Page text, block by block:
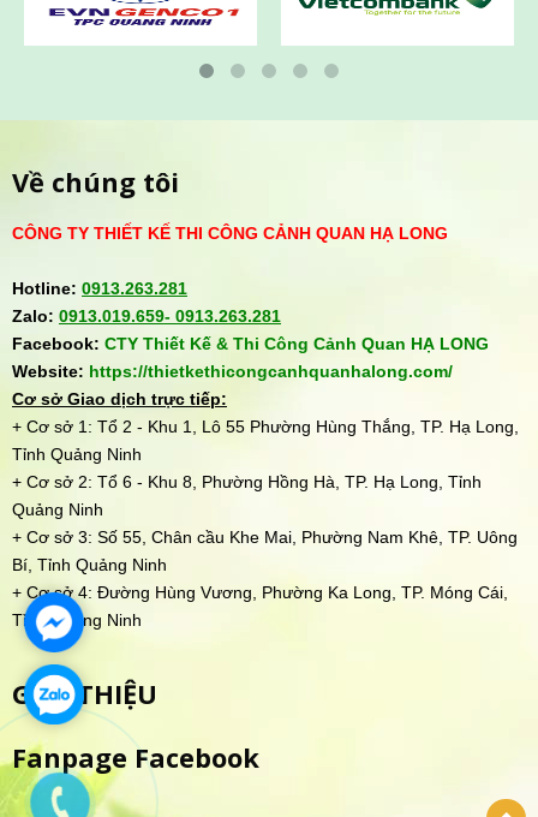
Về chúng tôi
CÔNG TY THIẾT KẾ THI CÔNG CẢNH QUAN HẠ LONG
Hotline: 0913.263.281
Zalo: 0913.019.659- 0913.263.281
Facebook: CTY Thiết Kế & Thi Công Cảnh Quan HẠ LONG
Website: https://thietkethicongcanhquanhalong.com/
Cơ sở Giao dịch trực tiếp:
+ Cơ sở 1: Tổ 2 - Khu 1, Lô 55 Phường Hùng Thắng, TP. Hạ Long,
Tỉnh Quảng Ninh
+ Cơ sở 2: Tổ 6 - Khu 8, Phường Hồng Hà, TP. Hạ Long, Tỉnh
Quảng Ninh
+ Cơ sở 3: Số 55, Chân cầu Khe Mai, Phường Nam Khê, TP. Uông
Bí, Tỉnh Quảng Ninh
+ Cơ sở 4: Đường Hùng Vương, Phường Ka Long, TP. Móng Cái,
Tỉnh Quảng Ninh
GIỚI THIỆU
Fanpage Facebook